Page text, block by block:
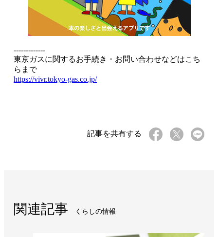
-------------
東京ガスに関するお手続き・お問い合わせなどはこち
らまで
https://vivr.tokyo-gas.co.jp/
記事を共有する
関連記事 くらしの情報​